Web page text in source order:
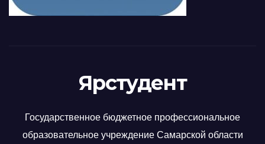
Ярстудент
Государственное бюджетное профессиональное
образовательное учреждение Самарской области